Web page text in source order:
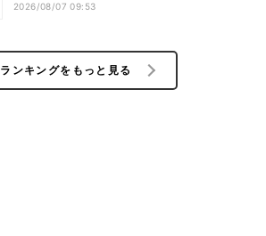
2026/08/07 09:53
ランキングをもっと見る